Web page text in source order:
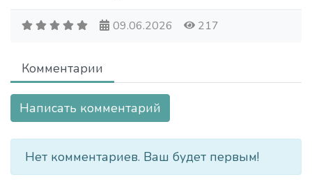
09.06.2026 217
Комментарии
Написать комментарий
Нет комментариев. Ваш будет первым!